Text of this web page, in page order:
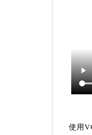
使用